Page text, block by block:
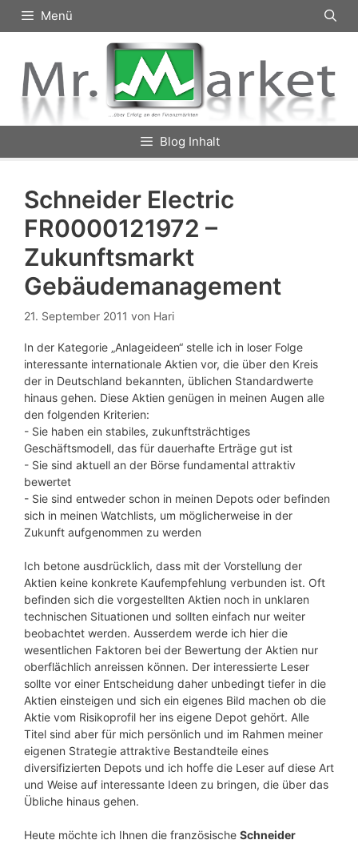
Inhalt
Menü
Blog Inhalt
Schneider Electric
FR0000121972 –
Zukunftsmarkt
Gebäudemanagement
21. September 2011 von Hari
In der Kategorie „Anlageideen“ stelle ich in loser Folge
interessante internationale Aktien vor, die über den Kreis
der in Deutschland bekannten, üblichen Standardwerte
hinaus gehen. Diese Aktien genügen in meinen Augen alle
den folgenden Kriterien:
- Sie haben ein stabiles, zukunftsträchtiges
Geschäftsmodell, das für dauerhafte Erträge gut ist
- Sie sind aktuell an der Börse fundamental attraktiv
bewertet
- Sie sind entweder schon in meinen Depots oder befinden
sich in meinen Watchlists, um möglicherweise in der
Zukunft aufgenommen zu werden
Ich betone ausdrücklich, dass mit der Vorstellung der
Aktien keine konkrete Kaufempfehlung verbunden ist. Oft
befinden sich die vorgestellten Aktien noch in unklaren
technischen Situationen und sollten einfach nur weiter
beobachtet werden. Ausserdem werde ich hier die
wesentlichen Faktoren bei der Bewertung der Aktien nur
oberflächlich anreissen können. Der interessierte Leser
sollte vor einer Entscheidung daher unbedingt tiefer in die
Aktien einsteigen und sich ein eigenes Bild machen ob die
Aktie vom Risikoprofil her ins eigene Depot gehört. Alle
Titel sind aber für mich persönlich und im Rahmen meiner
eigenen Strategie attraktive Bestandteile eines
diversifizierten Depots und ich hoffe die Leser auf diese Art
und Weise auf interessante Ideen zu bringen, die über das
Übliche hinaus gehen.
Heute möchte ich Ihnen die französische Schneider